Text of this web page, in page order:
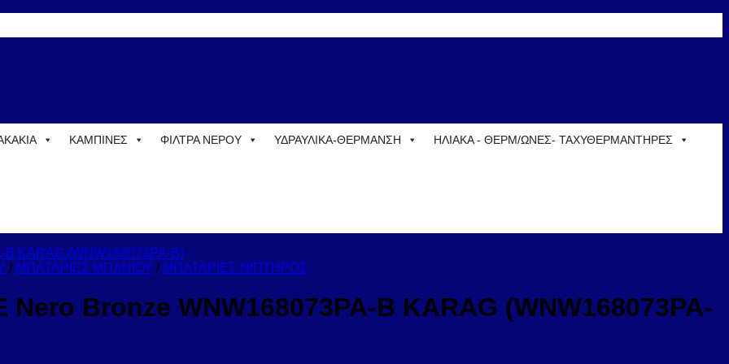
ΚΑΜΠΙΝΕΣ ΦΙΛΤΡΑ ΝΕΡΟΥ ΥΔΡΑΥΛΙΚΑ-ΘΕΡΜΑΝΣΗ ΗΛΙΑΚΑ - ΘΕΡΜ/ΩΝΕΣ- ΤΑΧΥΘΕΡΜΑΝΤΗΡΕΣ
/ ΜΠΑΤΑΡΙΕΣ ΜΠΑΝΙΟΥ / ΜΠΑΤΑΡΙΕΣ ΝΙΠΤΗΡΟΣ
Bronze WNW168073PA-B KARAG (WNW168073PA-